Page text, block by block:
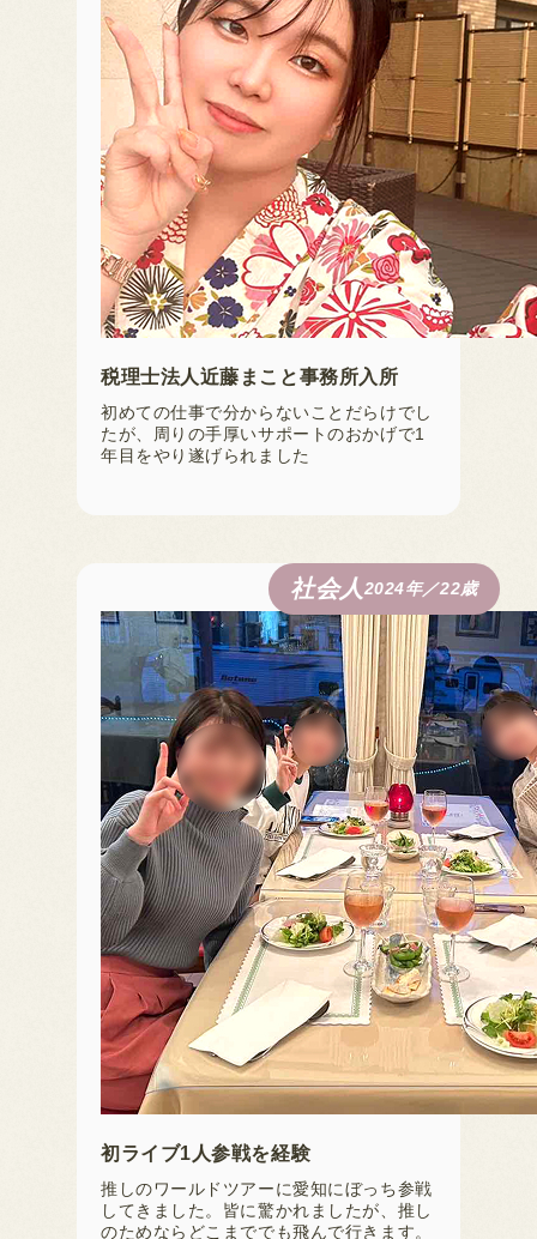
税理士法人近藤まこと事務所入所
初めての仕事で分からないことだらけでし
たが、周りの手厚いサポートのおかげで1
年目をやり遂げられました
社会人 2024年／22歳
初ライブ1人参戦を経験
推しのワールドツアーに愛知にぼっち参戦
してきました。皆に驚かれましたが、推し
のためならどこまででも飛んで行きます。